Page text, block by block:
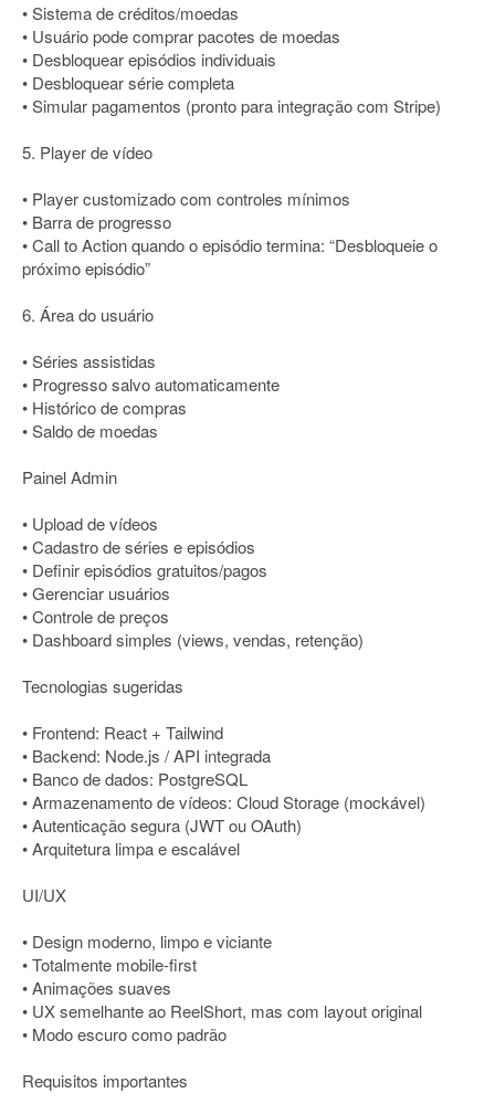
• Sistema de créditos/moedas
• Usuário pode comprar pacotes de moedas
• Desbloquear episódios individuais
• Desbloquear série completa
• Simular pagamentos (pronto para integração com Stripe)
5. Player de vídeo
• Player customizado com controles mínimos
• Barra de progresso
• Call to Action quando o episódio termina: “Desbloqueie o
próximo episódio”
6. Área do usuário
• Séries assistidas
• Progresso salvo automaticamente
• Histórico de compras
• Saldo de moedas
Painel Admin
• Upload de vídeos
• Cadastro de séries e episódios
• Definir episódios gratuitos/pagos
• Gerenciar usuários
• Controle de preços
• Dashboard simples (views, vendas, retenção)
Tecnologias sugeridas
• Frontend: React + Tailwind
• Backend: Node.js / API integrada
• Banco de dados: PostgreSQL
• Armazenamento de vídeos: Cloud Storage (mockável)
• Autenticação segura (JWT ou OAuth)
• Arquitetura limpa e escalável
UI/UX
• Design moderno, limpo e viciante
• Totalmente mobile-first
• Animações suaves
• UX semelhante ao ReelShort, mas com layout original
• Modo escuro como padrão
Requisitos importantes